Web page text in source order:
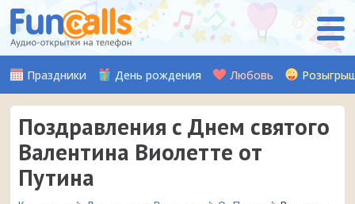
Праздники День рождения Любовь
Поздравления с Днем святого
Валентина Виолетте от
Путина